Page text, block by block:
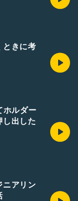
ときに考
ホルダー
出した
ニアリン